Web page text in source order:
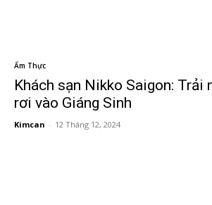
Ẩm Thực
Khách sạn Nikko Saigon: Trải
rơi vào Giáng Sinh
Kimcan - 12 Tháng 12, 2024